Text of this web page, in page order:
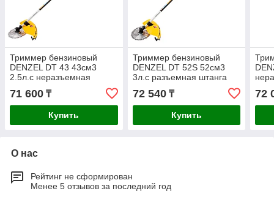
Триммер бензиновый
DENZEL DT 43 43см3
2.5л.с неразъемная
штанга 96224
71 600 ₸
Купить
Триммер бензиновый
DENZEL DT 52S 52см3
3л.с разъемная штанга
72 540₸
Купить
72
О нас
Рейтинг не сформирован
Менее 5 отзывов за последний год